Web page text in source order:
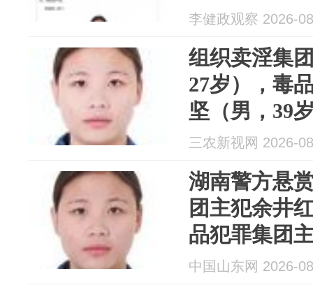
李健政观察 2026-
组织卖淫集
27岁），毒
坚（男，39
通缉
三农新视网 2026-
湖南警方悬
团主犯余井
品犯罪集团
岁）
中国山东网 2026-